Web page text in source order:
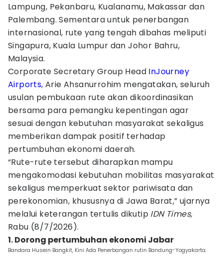
Lampung, Pekanbaru, Kualanamu, Makassar dan
Palembang. Sementara untuk penerbangan
internasional, rute yang tengah dibahas meliputi
Singapura, Kuala Lumpur dan Johor Bahru,
Malaysia.
Corporate Secretary Group Head InJourney
Airports, Arie Ahsanurrohim mengatakan, seluruh
usulan pembukaan rute akan dikoordinasikan
bersama para pemangku kepentingan agar
sesuai dengan kebutuhan masyarakat sekaligus
memberikan dampak positif terhadap
pertumbuhan ekonomi daerah.
“Rute-rute tersebut diharapkan mampu
mengakomodasi kebutuhan mobilitas masyarakat
sekaligus memperkuat sektor pariwisata dan
perekonomian, khususnya di Jawa Barat,” ujarnya
melalui keterangan tertulis dikutip IDN Times,
Rabu (8/7/2026).
1. Dorong pertumbuhan ekonomi Jabar
Bandara Husein Bangkit, Kini Ada Penerbangan rutin Bandung-Yogyakarta.